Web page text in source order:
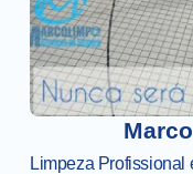
Limpeza Profissional